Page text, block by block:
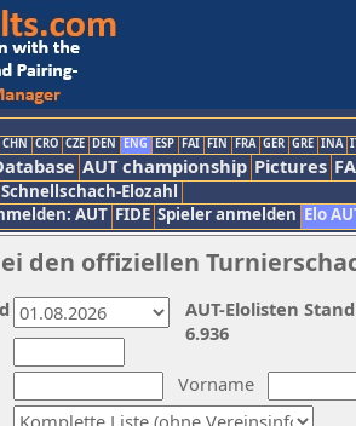
CHN CRO CZE DEN ENG ESP FAI FIN FRA GER GRE INA
AUT championship Pictures
Schnellschach-Elozahl
AUT FIDE Spieler anmelden Elo
den offiziellen
Vorname
AUT-Elolisten
6.936